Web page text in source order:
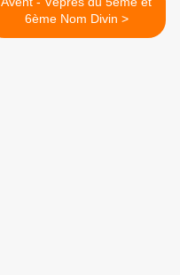
6ème Nom Divin >